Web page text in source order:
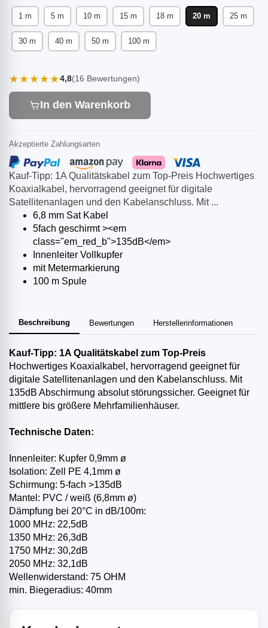
Kauf-Tipp: 1A Qualitätskabel zum Top-Preis Hochwertiges
Koaxialkabel, hervorragend geeignet für digitale
Satellitenanlagen und den Kabelanschluss. Mit ...
6,8 mm Sat Kabel
5fach geschirmt ><em
class="em_red_b">135dB</em>
Innenleiter Vollkupfer
mit Metermarkierung
100 m Spule
Beschreibung Bewertungen Herstellerinformationen
Kauf-Tipp: 1A Qualitätskabel zum Top-Preis
Hochwertiges Koaxialkabel, hervorragend geeignet für
digitale Satellitenanlagen und den Kabelanschluss. Mit
135dB Abschirmung absolut störungssicher. Geeignet für
mittlere bis größere Mehrfamilienhäuser.
Technische Daten:
Innenleiter: Kupfer 0,9mm ø
Isolation: Zell PE 4,1mm ø
Schirmung: 5-fach >135dB
Mantel: PVC / weiß (6,8mm ø)
Dämpfung bei 20°C in dB/100m:
1000 MHz: 22,5dB
1350 MHz: 26,3dB
1750 MHz: 30,2dB
2050 MHz: 32,1dB
Wellenwiderstand: 75 OHM
min. Biegeradius: 40mm
1 m 5 m 10 m 15 m 18 m 20 m 25 m
30 m 40 m 50 m 100 m
★★★★★4,8(16 Bewertungen)
In den Warenkorb
Akzeptierte Zahlungsarten